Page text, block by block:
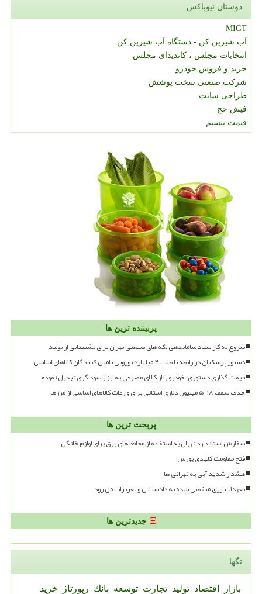
دوستان نیوباکس
MIGT
آب شیرین کن - دستگاه آب شیرین کن
انتخابات مجلس ، کاندیدای مجلس
خرید و فروش خودرو
شرکت صنعتی سخت پوشش
طراحی سایت
فیش حج
قیمت بیسیم
پربیننده ترین ها
شروع به کار ستاد ساماندهی لکه های صنعتی تهران برای پشتیبانی از تولید
دستور پزشکیان در رابطه با طلب ۴ میلیارد یورویی تامین کنندگان کالاهای اساسی
قیمت گذاری دستوری، خودرو را از کالای مصرفی به ابزار سوداگری تبدیل نموده
حذف سقف ۱۸، ۵ میلیون دلاری استانی برای واردات کالاهای اساسی از مرزها
پربحث ترین ها
سفارش استاندارد تهران به استفاده از محافظ های برق برای لوازم خانگی
فتح مقاومت کلیدی بورس
هشدار شدید آبی به تهرانی ها
تعهدات ارزی منقضی شده به دادستانی و تعزیرات می رود
جدیدترین ها
تگها
بازار اقتصاد تولید تجارت توسعه بانك رپورتاژ خرید